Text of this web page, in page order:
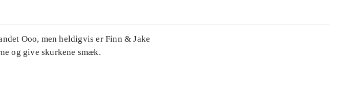
Ooo, men heldigvis er Finn & Jake
og give skurkene smæk.